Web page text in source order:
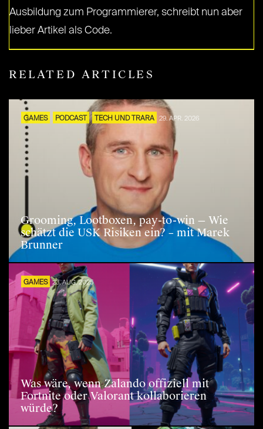
Ausbildung zum Programmierer, schreibt nun aber
lieber Artikel als Code.
RELATED ARTICLES
GAMES PODCAST TECH UND TRARA 29. APR. 2026
Grooming, Lootboxen, pay-to-win — Wie
schätzt die USK Risiken ein? – mit Marek
Brunner
GAMES 23. AUG. 2025
Was wäre, wenn Zalando offiziell mit
Fortnite oder Valorant kollaborieren
würde?